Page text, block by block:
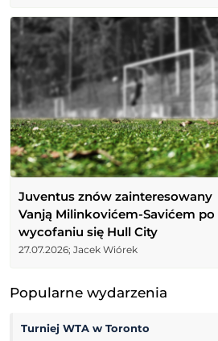
Juventus znów zainteresowany
Vanją Milinkovićem-Savićem po
wycofaniu się Hull City
27.07.2026; Jacek Wiórek
Popularne wydarzenia
Turniej WTA w Toronto